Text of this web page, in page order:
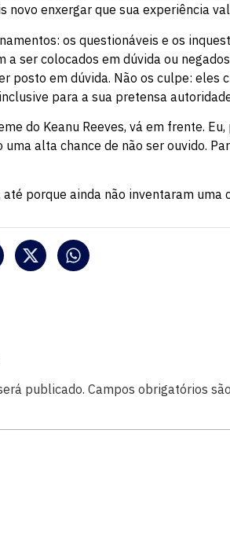
novo enxergar que sua experiência
os questionáveis e os
ser colocados em dúvida ou
posto em dúvida. Não os culpe: eles
para a sua pretensa
do Keanu Reeves, vá em frente.
alta chance de não ser ouvido.
porque ainda não inventaram uma
publicado. Campos obrigatórios